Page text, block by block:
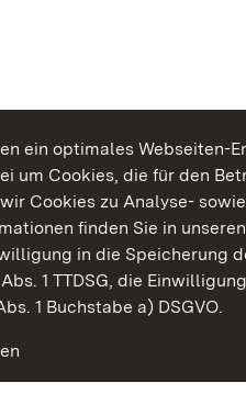
ein optimales Webseiten-
um Cookies, die für den
Cookies zu Analyse-
finden Sie in unseren
in die Speicherung
1 TTDSG, die
1 Buchstabe a) DSGVO.